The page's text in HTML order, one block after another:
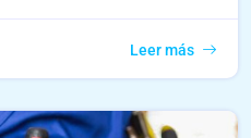
Leer más